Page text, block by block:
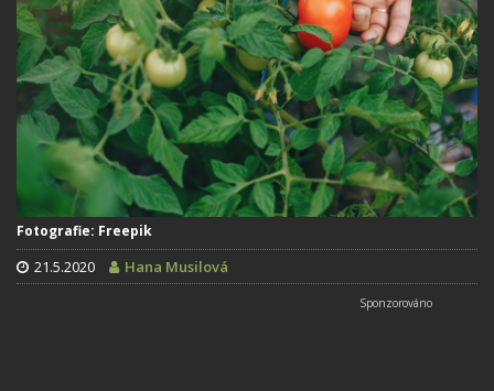
Fotografie: Freepik
21.5.2020 Hana Musilová